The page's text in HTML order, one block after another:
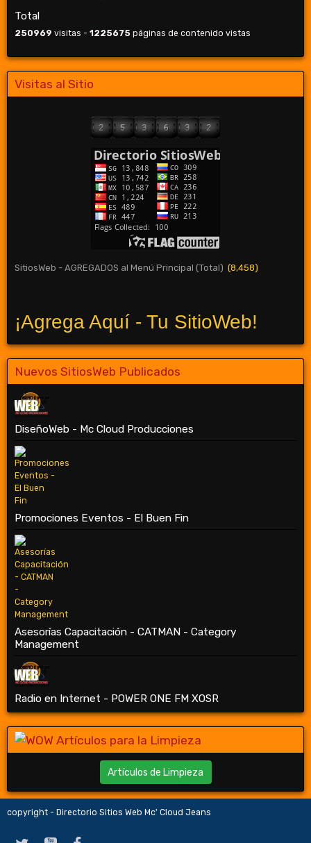
Total
250969 visitas - 1225675 páginas de contenido vistas
Visitas al Sitio
SitiosWeb - AGREGADOS al Menú Principal (Total) (8,458)
¡Agrega Aquí - Tu SitioWeb!
Nuevos SitiosWeb Publicados
DiseñoWeb - Mc Cloud Producciones
Promociones Eventos - El Buen Fin
Asesorías Capacitación - CATMAN - Category
Management
Radio en Internet - POWER ONE FM XOSR
Artículos de Limpieza
copyright - Directorio Sitios Web Mc' Cloud Jeans